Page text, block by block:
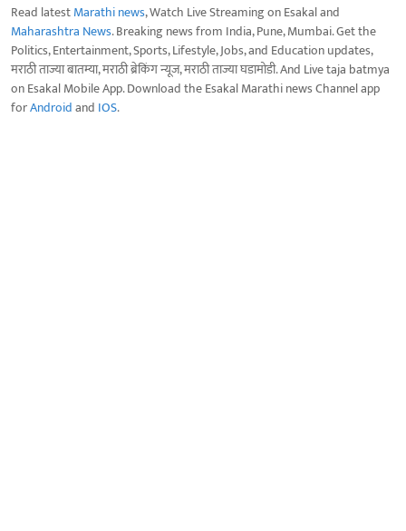
Read latestMarathi news, Watch Live Streaming on Esakal and
Maharashtra News. Breaking news from India, Pune, Mumbai. Get the
Politics, Entertainment, Sports, Lifestyle, Jobs, and Education updates,
मराठी ताज्या बातम्या, मराठी ब्रेकिंग न्यूज, मराठी ताज्या घडामोडी. And Live taja batmya
on Esakal Mobile App. Download the Esakal Marathi news Channel app
forAndroidand IOS.